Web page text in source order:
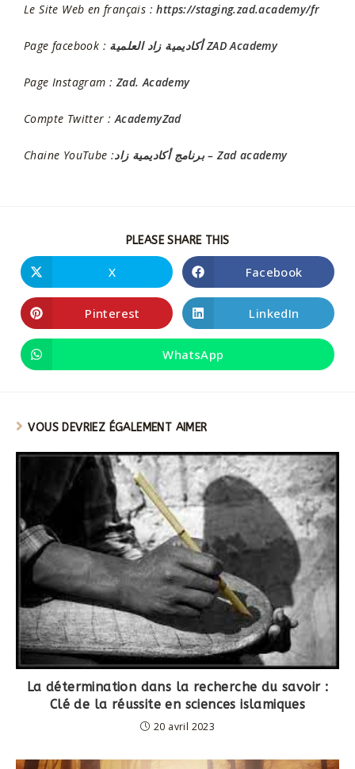
Le Site Web en français :https://staging.zad.academy/fr
Page facebook : أكاديمية زاد العلمية ZAD Academy
Page Instagram : Zad. Academy
Compte Twitter : AcademyZad
Chaine YouTube : برنامج أكاديمية زاد – Zad academy
PLEASE SHARE THIS
X Facebook
Pinterest LinkedIn
WhatsApp
VOUS DEVRIEZ ÉGALEMENT AIMER
La détermination dans la recherche du savoir :
Clé de la réussite en sciences islamiques
20 avril 2023